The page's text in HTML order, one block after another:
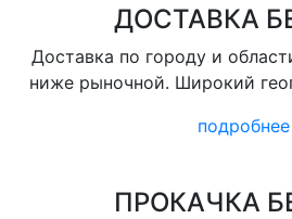
ДОСТАВКА
Доставка по городу и
ниже рыночной. Широкий
подробнее
ПРОКАЧКА